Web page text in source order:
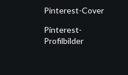
Pinterest-Cover
Pinterest-
Profilbilder